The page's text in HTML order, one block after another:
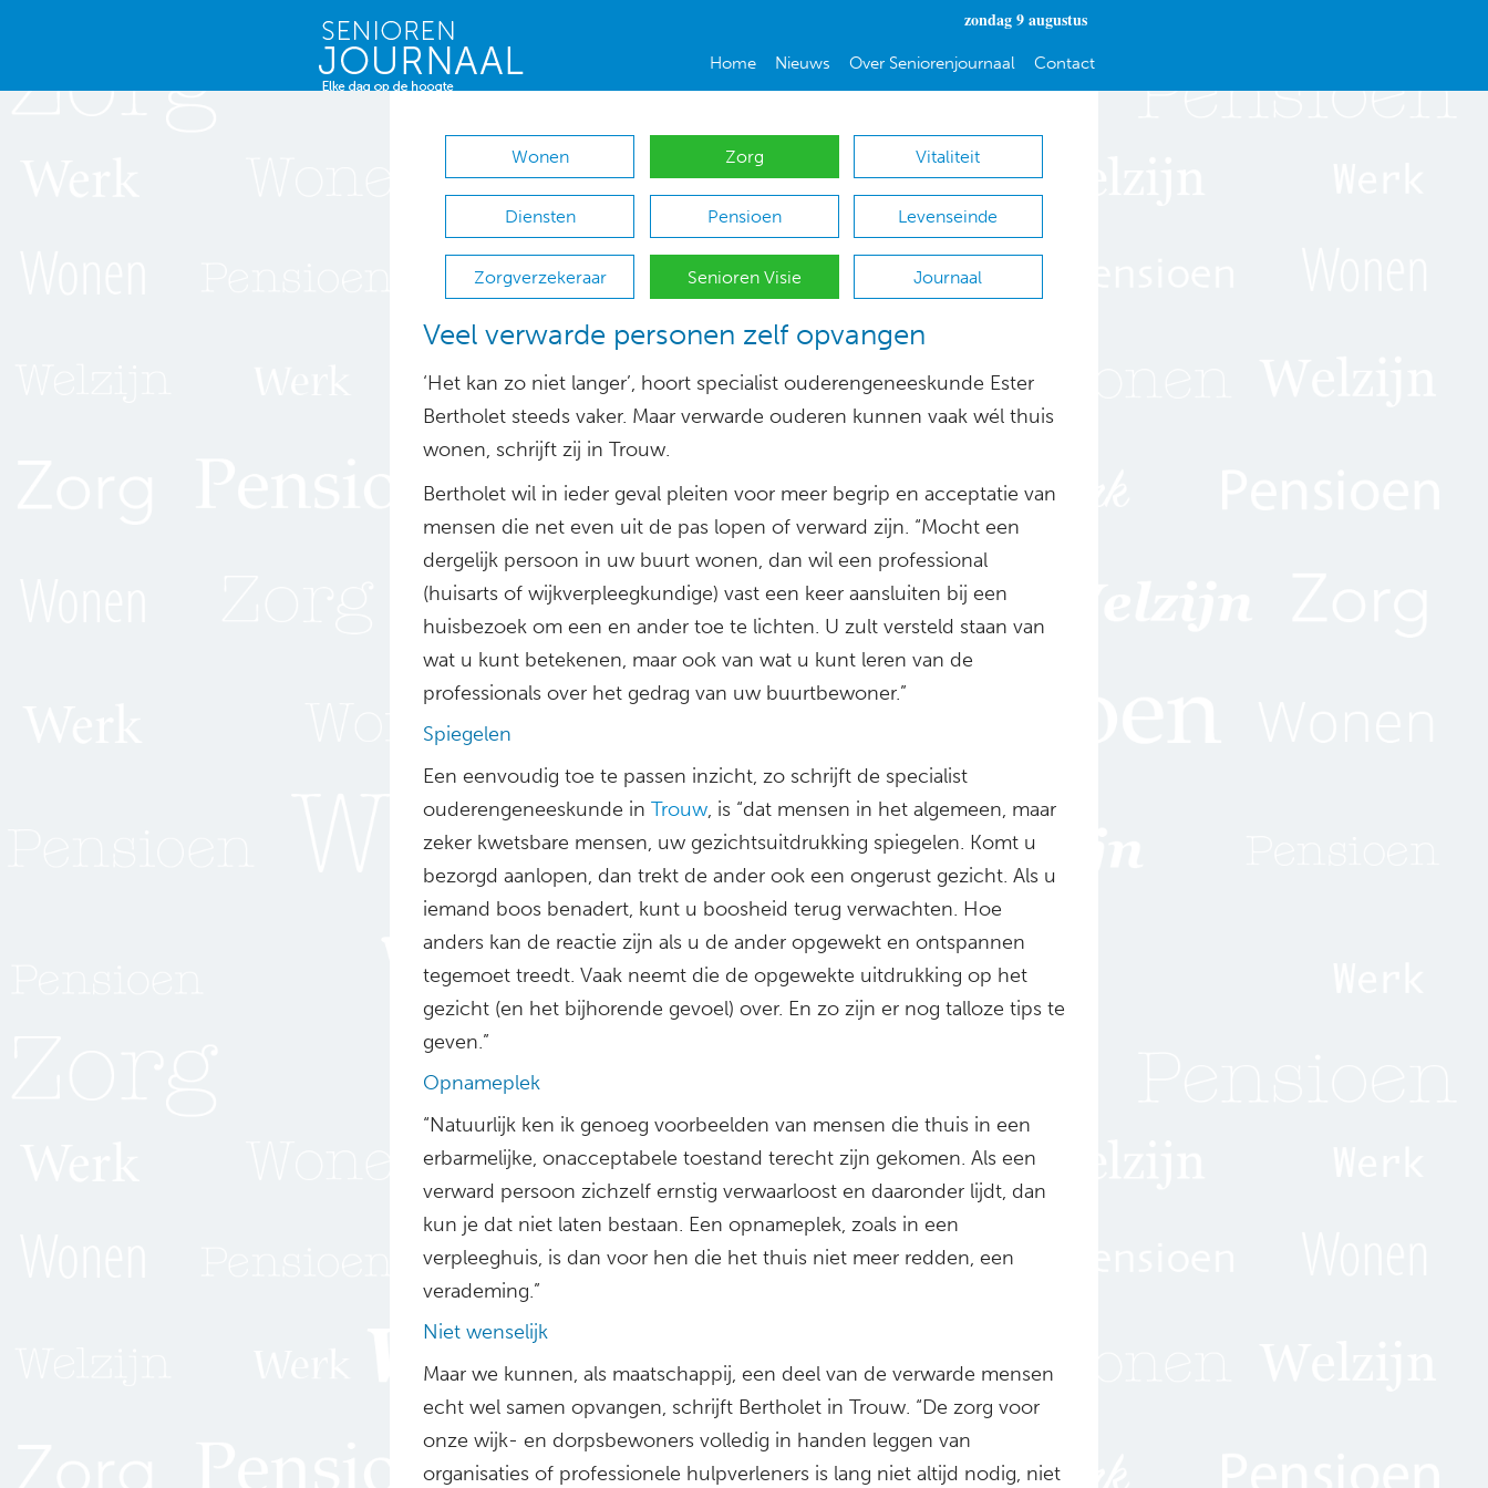
zondag 9 augustus
Home Nieuws Over Seniorenjournaal Contact
Wonen Zorg Vitaliteit
Diensten Pensioen Levenseinde
Zorgverzekeraar Senioren Visie Journaal
Veel verwarde personen zelf opvangen
‘Het kan zo niet langer’, hoort specialist ouderengeneeskunde Ester
Bertholet steeds vaker. Maar verwarde ouderen kunnen vaak wél thuis
wonen, schrijft zij in Trouw.
Bertholet wil in ieder geval pleiten voor meer begrip en acceptatie van
mensen die net even uit de pas lopen of verward zijn. “Mocht een
dergelijk persoon in uw buurt wonen, dan wil een professional
(huisarts of wijkverpleegkundige) vast een keer aansluiten bij een
huisbezoek om een en ander toe te lichten. U zult versteld staan van
wat u kunt betekenen, maar ook van wat u kunt leren van de
professionals over het gedrag van uw buurtbewoner.”
Spiegelen
Een eenvoudig toe te passen inzicht, zo schrijft de specialist
ouderengeneeskunde in Trouw, is “dat mensen in het algemeen, maar
zeker kwetsbare mensen, uw gezichtsuitdrukking spiegelen. Komt u
bezorgd aanlopen, dan trekt de ander ook een ongerust gezicht. Als u
iemand boos benadert, kunt u boosheid terug verwachten. Hoe
anders kan de reactie zijn als u de ander opgewekt en ontspannen
tegemoet treedt. Vaak neemt die de opgewekte uitdrukking op het
gezicht (en het bijhorende gevoel) over. En zo zijn er nog talloze tips te
geven.”
Opnameplek
“Natuurlijk ken ik genoeg voorbeelden van mensen die thuis in een
erbarmelijke, onacceptabele toestand terecht zijn gekomen. Als een
verward persoon zichzelf ernstig verwaarloost en daaronder lijdt, dan
kun je dat niet laten bestaan. Een opnameplek, zoals in een
verpleeghuis, is dan voor hen die het thuis niet meer redden, een
verademing.”
Niet wenselijk
Maar we kunnen, als maatschappij, een deel van de verwarde mensen
echt wel samen opvangen, schrijft Bertholet in Trouw. “De zorg voor
onze wijk- en dorpsbewoners volledig in handen leggen van
organisaties of professionele hulpverleners is lang niet altijd nodig, niet